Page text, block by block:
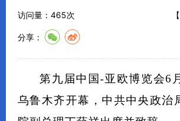
访问量： 465次
分享：
第九届中国-亚欧博览会6
乌鲁木齐开幕，中共中央政治